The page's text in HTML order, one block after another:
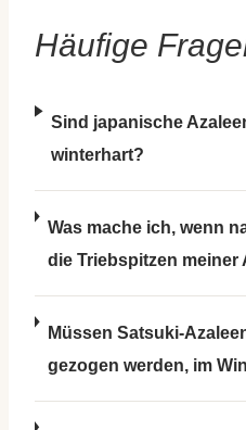
Häufige
Sind japanische
winterhart?
Was mache ich, wenn
die Triebspitzen meiner
Müssen Satsuki-
gezogen werden, im